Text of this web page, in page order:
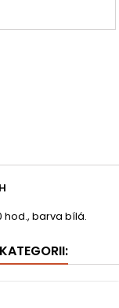
hod., barva bílá.